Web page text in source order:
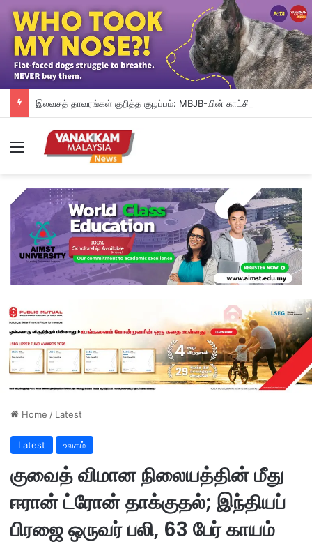
Menu
Home / Latest
Latest உலகம்
குவைத் விமான நிலையத்தின் மீது
ஈரான் ட்ரோன் தாக்குதல்; இந்தியப்
பிரஜை ஒருவர் பலி, 63 பேர் காயம்